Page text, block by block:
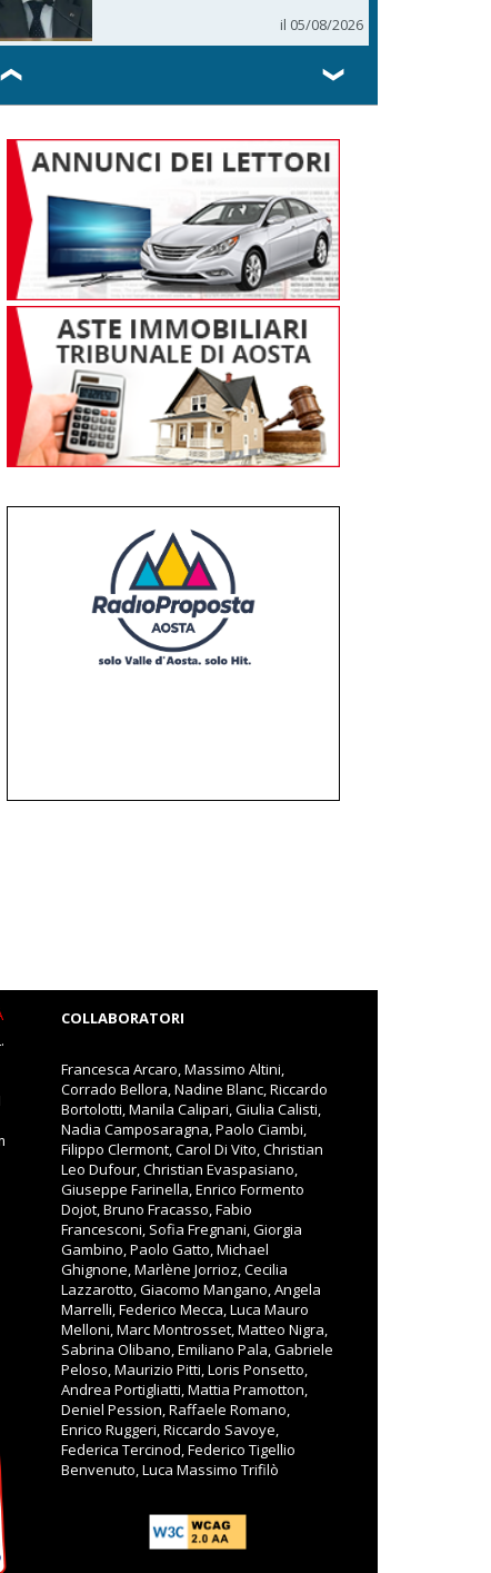
il 05/08/2026
❮ ❯
COLLABORATORI
Francesca Arcaro, Massimo Altini,
Corrado Bellora, Nadine Blanc, Riccardo
Bortolotti, Manila Calipari, Giulia Calisti,
Nadia Camposaragna, Paolo Ciambi,
Filippo Clermont, Carol Di Vito, Christian
Leo Dufour, Christian Evaspasiano,
Giuseppe Farinella, Enrico Formento
Dojot, Bruno Fracasso, Fabio
Francesconi, Sofia Fregnani, Giorgia
Gambino, Paolo Gatto, Michael
Ghignone, Marlène Jorrioz, Cecilia
Lazzarotto, Giacomo Mangano, Angela
Marrelli, Federico Mecca, Luca Mauro
Melloni, Marc Montrosset, Matteo Nigra,
Sabrina Olibano, Emiliano Pala, Gabriele
Peloso, Maurizio Pitti, Loris Ponsetto,
Andrea Portigliatti, Mattia Pramotton,
Deniel Pession, Raffaele Romano,
Enrico Ruggeri, Riccardo Savoye,
Federica Tercinod, Federico Tigellio
Benvenuto, Luca Massimo Trifilò